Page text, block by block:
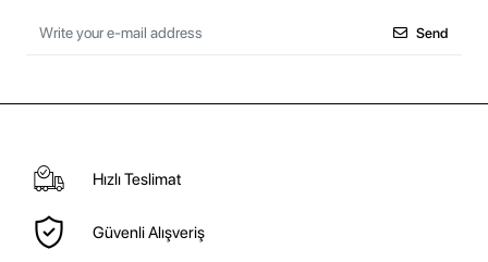
Send
Hızlı Teslimat
Güvenli Alışveriş